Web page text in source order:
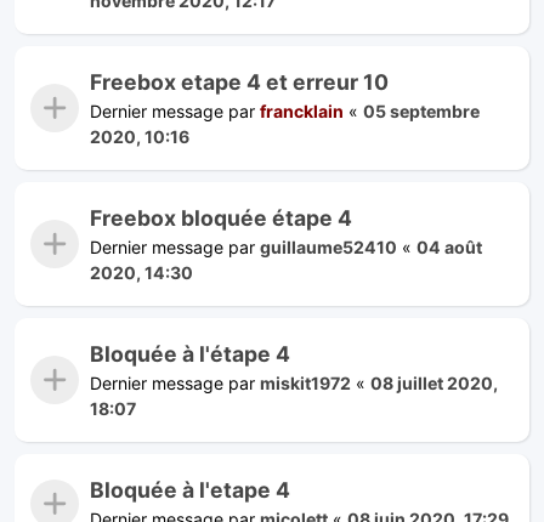
Freebox etape 4 et erreur 10
Dernier message par francklain « 05 septembre
2020, 10:16
Freebox bloquée étape 4
Dernier message par guillaume52410 « 04 août
2020, 14:30
Bloquée à l'étape 4
Dernier message par miskit1972 « 08 juillet 2020,
18:07
Bloquée à l'etape 4